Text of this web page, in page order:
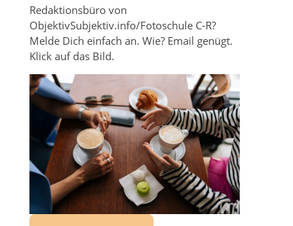
Redaktionsbüro von
ObjektivSubjektiv.info/Fotoschule C-R?
Melde Dich einfach an. Wie? Email genügt.
Klick auf das Bild.